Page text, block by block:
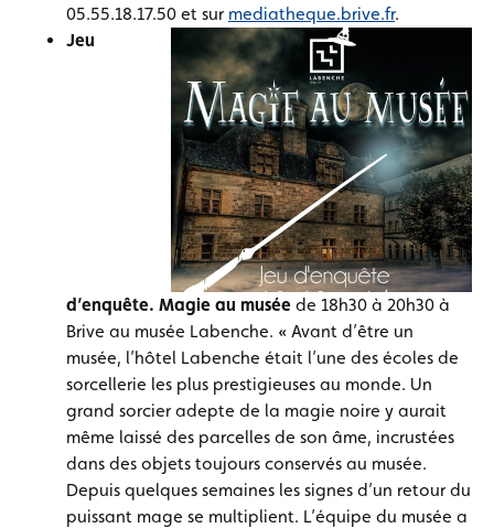
05.55.18.17.50 et sur mediatheque.brive.fr.
Jeu
d’enquête. Magie au musée de 18h30 à 20h30 à
Brive au musée Labenche. « Avant d’être un
musée, l’hôtel Labenche était l’une des écoles de
sorcellerie les plus prestigieuses au monde. Un
grand sorcier adepte de la magie noire y aurait
même laissé des parcelles de son âme, incrustées
dans des objets toujours conservés au musée.
Depuis quelques semaines les signes d’un retour du
puissant mage se multiplient. L’équipe du musée a